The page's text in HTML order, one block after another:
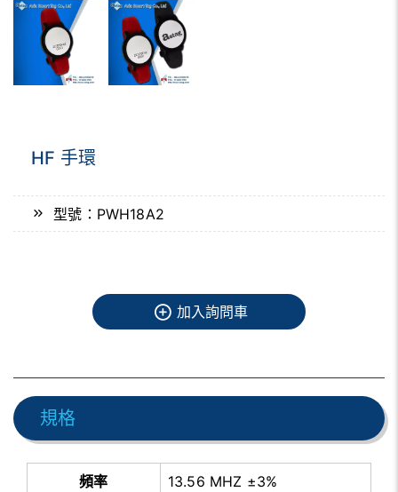
HF 手環
型號：PWH18A2
加入詢問車
規格
頻率 13.56 MHZ ±3%